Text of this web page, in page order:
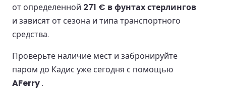
от определенной 271 € в фунтах стерлингов
и зависят от сезона и типа транспортного
средства.
Проверьте наличие мест и забронируйте
паром до Кадис уже сегодня с помощью
AFerry.